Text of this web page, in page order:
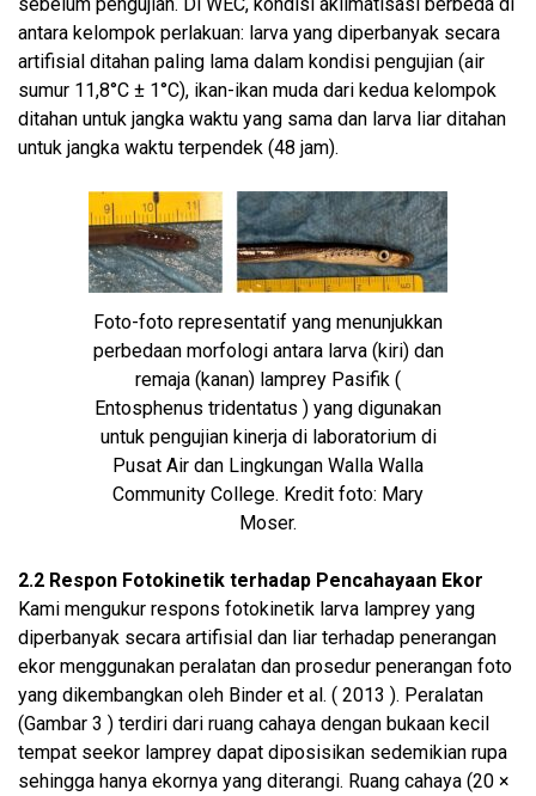
antara kelompok perlakuan: larva yang diperbanyak secara
artifisial ditahan paling lama dalam kondisi pengujian (air
sumur 11,8°C ± 1°C), ikan-ikan muda dari kedua kelompok
ditahan untuk jangka waktu yang sama dan larva liar ditahan
untuk jangka waktu terpendek (48 jam).
Foto-foto representatif yang menunjukkan
perbedaan morfologi antara larva (kiri) dan
remaja (kanan) lamprey Pasifik (
Entosphenus tridentatus ) yang digunakan
untuk pengujian kinerja di laboratorium di
Pusat Air dan Lingkungan Walla Walla
Community College. Kredit foto: Mary
Moser.
2.2 Respon Fotokinetik terhadap Pencahayaan Ekor
Kami mengukur respons fotokinetik larva lamprey yang
diperbanyak secara artifisial dan liar terhadap penerangan
ekor menggunakan peralatan dan prosedur penerangan foto
yang dikembangkan oleh Binder et al. ( 2013 ). Peralatan
(Gambar 3 ) terdiri dari ruang cahaya dengan bukaan kecil
tempat seekor lamprey dapat diposisikan sedemikian rupa
sehingga hanya ekornya yang diterangi. Ruang cahaya (20 ×